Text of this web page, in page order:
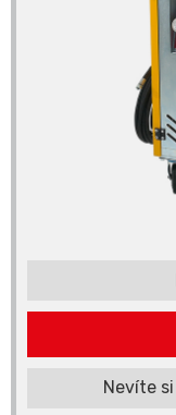
Nevíte